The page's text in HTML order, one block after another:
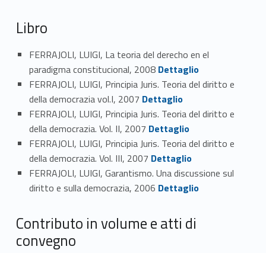
Libro
FERRAJOLI, LUIGI, La teoria del derecho en el
paradigma constitucional, 2008 Link identifier #identifier_person_57234-6
Dettaglio
FERRAJOLI, LUIGI, Principia Juris. Teoria del diritto e
della democrazia vol.I, 2007 Link identifier #identifier_person_55416-7
Dettaglio
FERRAJOLI, LUIGI, Principia Juris. Teoria del diritto e
della democrazia. Vol. II, 2007 Link identifier #identifier_person_9467-8
Dettaglio
FERRAJOLI, LUIGI, Principia Juris. Teoria del diritto e
della democrazia. Vol. III, 2007 Link identifier #identifier_person_175679-9
Dettaglio
FERRAJOLI, LUIGI, Garantismo. Una discussione sul
diritto e sulla democrazia, 2006 Link identifier #identifier_person_83669-10
Dettaglio
Contributo in volume e atti di
convegno